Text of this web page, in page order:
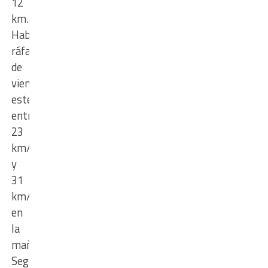
km.
Habrá
ráfagas
de
viento
este
entre
23
km/h
y
31
km/h
en
la
mañana.
Según